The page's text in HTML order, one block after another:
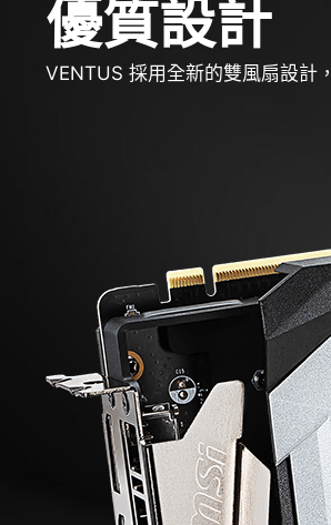
優質設計
VENTUS 採用全新的雙風扇設計